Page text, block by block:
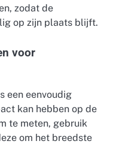
zodat de
op zijn plaats blijft.
voor
een eenvoudig
kan hebben op de
te meten, gebruik
om het breedste